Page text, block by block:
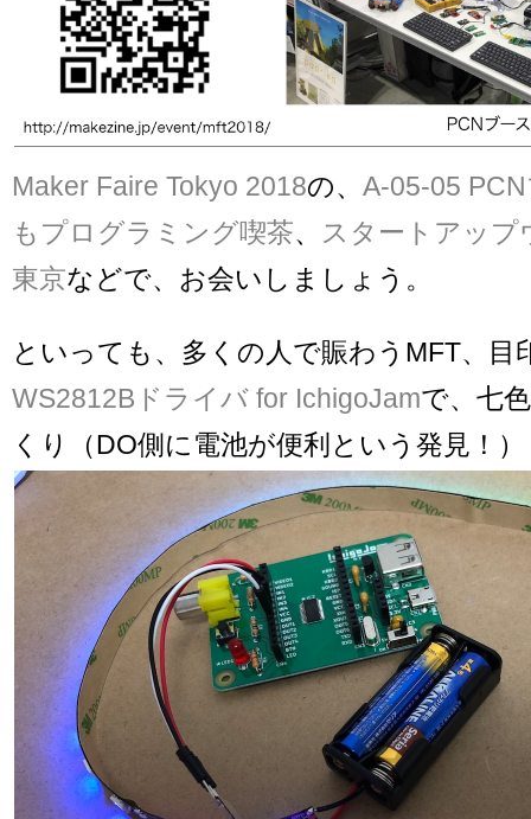
Maker Faire Tokyo 2018の、 A-05-05
もプログラミング喫茶、
スタートアッ
東京などで、お会いしましょう。
といっても、多くの人で賑わうMFT、目
WS2812Bドライバ for IchigoJamで、七
くり（DO側に電池が便利という発見！）